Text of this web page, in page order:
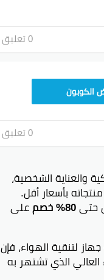
0 تعليق
الكوبون
0 تعليق
والعناية الشخصية،
بأسعار أقل.
حتى80% خصم على
لتنقية الهواء، فإن
الذي تشتهر به